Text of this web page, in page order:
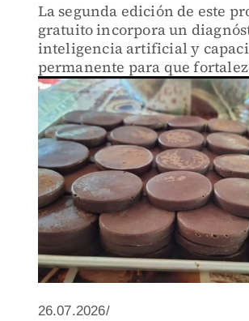
La segunda edición de este
gratuito incorpora un
inteligencia artificial y
permanente para que
estrategia de comercio
26.07.2026/